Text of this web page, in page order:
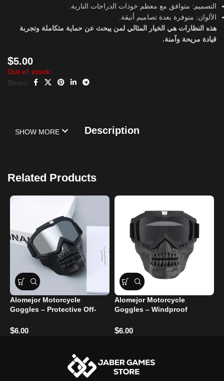
التصميم: متوافق مع معظم خوذات الدراجات النارية.
الألوان: متوفرة بعدة تصاميم أنيقة.
هذه النظارات هي الخيار المثالي لمن يبحث عن حماية متكاملة وتجربة
قيادة مريحة وآمنة.
$5.00
Out of stock
Share:
Description
SHOW MORE
Related Products
Alomejor Motorcycle
Goggles – Protective Off-
$6.00
Alomejor Motorcycle
Goggles – Windproof
$6.00